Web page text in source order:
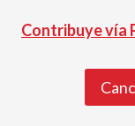
Contribuye vía